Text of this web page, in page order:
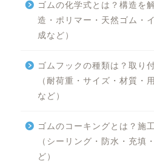
ゴムの化学式とは？構造を
造・ポリマー・天然ゴム・
成など）
ゴムフックの種類は？取り
（耐荷重・サイズ・材質・
など）
ゴムのコーキングとは？施
（シーリング・防水・充填
ど）